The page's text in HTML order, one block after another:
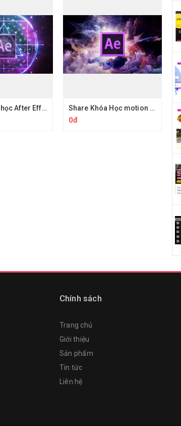
Share Khóa học After Effects motion graphics phần 2 Share Khóa Học motion graphics ultimate
0đ
Chính sách
Trang chủ
Giới thiệu
Sản phẩm
Tin tức
Liên hệ